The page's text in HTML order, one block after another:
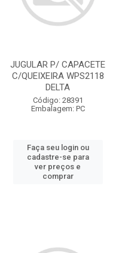
JUGULAR P/ CAPACETE
C/QUEIXEIRA WPS2118
DELTA
Código: 28391
Embalagem: PC
Faça seu login ou
cadastre-se para
ver preços e
comprar